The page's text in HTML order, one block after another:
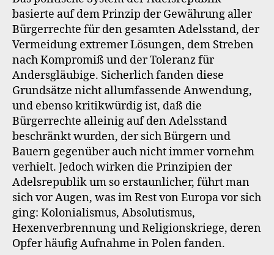
basierte auf dem Prinzip der Gewährung aller
Bürgerrechte für den gesamten Adelsstand, der
Vermeidung extremer Lösungen, dem Streben
nach Kompromiß und der Toleranz für
Andersgläubige. Sicherlich fanden diese
Grundsätze nicht allumfassende Anwendung,
und ebenso kritikwürdig ist, daß die
Bürgerrechte alleinig auf den Adelsstand
beschränkt wurden, der sich Bürgern und
Bauern gegenüber auch nicht immer vornehm
verhielt. Jedoch wirken die Prinzipien der
Adelsrepublik um so erstaunlicher, führt man
sich vor Augen, was im Rest von Europa vor sich
ging: Kolonialismus, Absolutismus,
Hexenverbrennung und Religionskriege, deren
Opfer häufig Aufnahme in Polen fanden.